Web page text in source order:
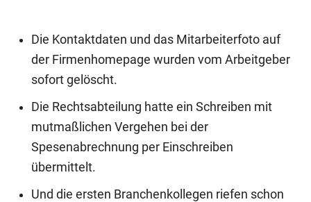
Die Kontaktdaten und das Mitarbeiterfoto auf
der Firmenhomepage wurden vom Arbeitgeber
sofort gelöscht.
Die Rechtsabteilung hatte ein Schreiben mit
mutmaßlichen Vergehen bei der
Spesenabrechnung per Einschreiben
übermittelt.
Und die ersten Branchenkollegen riefen schon